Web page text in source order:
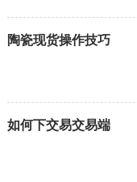
陶瓷现货操作技巧
如何下交易交易端